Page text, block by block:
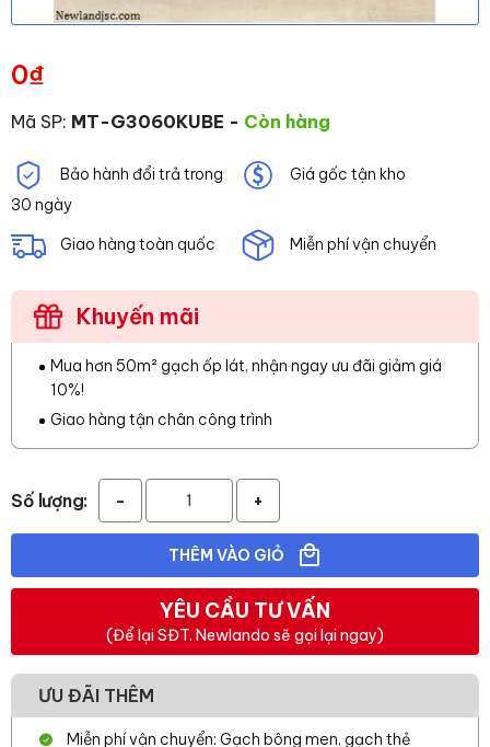
0₫
Mã SP: MT-G3060KUBE - Còn hàng
Bảo hành đổi trả trong
30 ngày
Giá gốc tận kho
Giao hàng toàn quốc Miễn phí vận chuyển
Khuyến mãi
Mua hơn 50m² gạch ốp lát, nhận ngay ưu đãi giảm giá
10%!
Giao hàng tận chân công trình
Số lượng: - +
THÊM VÀO GIỎ
YÊU CẦU TƯ VẤN
(Để lại SĐT. Newlando sẽ gọi lại ngay)
ƯU ĐÃI THÊM
Miễn phí vận chuyển: Gạch bông men, gạch thẻ